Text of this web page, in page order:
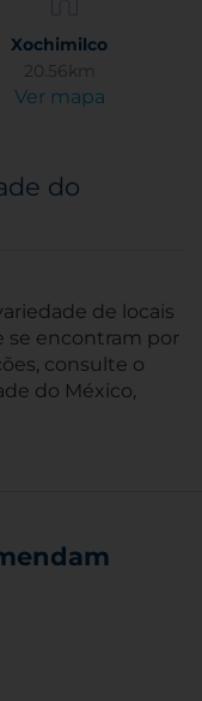
Xochimilco
20.56km
Ver mapa
do
de locais
encontram por
consulte o
do México,